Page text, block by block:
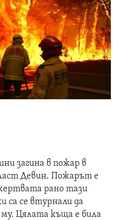
загина в пожар в
Девин. Пожарът е
рано тази
са се втурнали да
му. Цялата къща е била